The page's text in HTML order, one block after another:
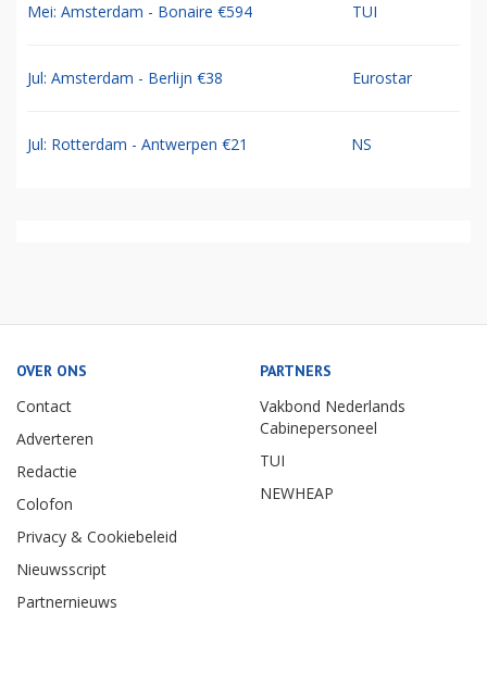
Mei: Amsterdam - Bonaire €594 TUI
Jul: Amsterdam - Berlijn €38 Eurostar
Jul: Rotterdam - Antwerpen €21 NS
OVER ONS
Contact
Adverteren
Redactie
Colofon
Privacy & Cookiebeleid
Nieuwsscript
Partnernieuws
PARTNERS
Vakbond Nederlands
Cabinepersoneel
TUI
NEWHEAP